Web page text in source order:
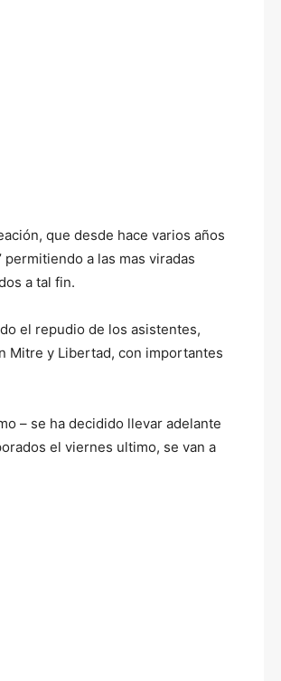
que desde hace varios años
a las mas viradas
a tal fin.
el repudio de los asistentes,
Mitre y Libertad, con importantes
– se ha decidido llevar adelante
el viernes ultimo, se van a